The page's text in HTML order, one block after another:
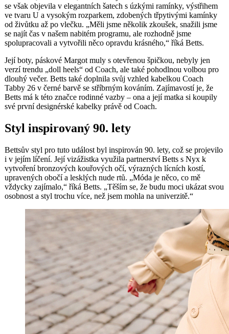
se však objevila v elegantních šatech s úzkými ramínky, výstřihem
ve tvaru U a vysokým rozparkem, zdobených třpytivými kamínky
od živůtku až po vlečku. „Měli jsme několik zkoušek, snažili jsme
se najít čas v našem nabitém programu, ale rozhodně jsme
spolupracovali a vytvořili něco opravdu krásného,“ říká Betts.
Její boty, páskové Margot muly s otevřenou špičkou, nebyly jen
verzí trendu „doll heels“ od Coach, ale také pohodlnou volbou pro
dlouhý večer. Betts také doplnila svůj vzhled kabelkou Coach
Tabby 26 v černé barvě se stříbrným kováním. Zajímavostí je, že
Betts má k této značce rodinné vazby – ona a její matka si koupily
své první designérské kabelky právě od Coach.
Styl inspirovaný 90. lety
Bettsův styl pro tuto událost byl inspirován 90. lety, což se projevilo
i v jejím líčení. Její vizážistka využila partnerství Betts s Nyx k
vytvoření bronzových kouřových očí, výrazných lícních kostí,
upravených obočí a lesklých nude rtů. „Móda je něco, co mě
vždycky zajímalo,“ říká Betts. „Těším se, že budu moci ukázat svou
osobnost a styl trochu více, než jsem mohla na univerzitě.“